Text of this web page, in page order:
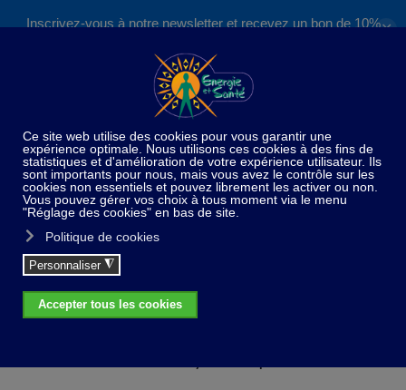
Inscrivez-vous à notre newsletter et recevez un bon de 10%
S'inscrire
✕
Home De saison